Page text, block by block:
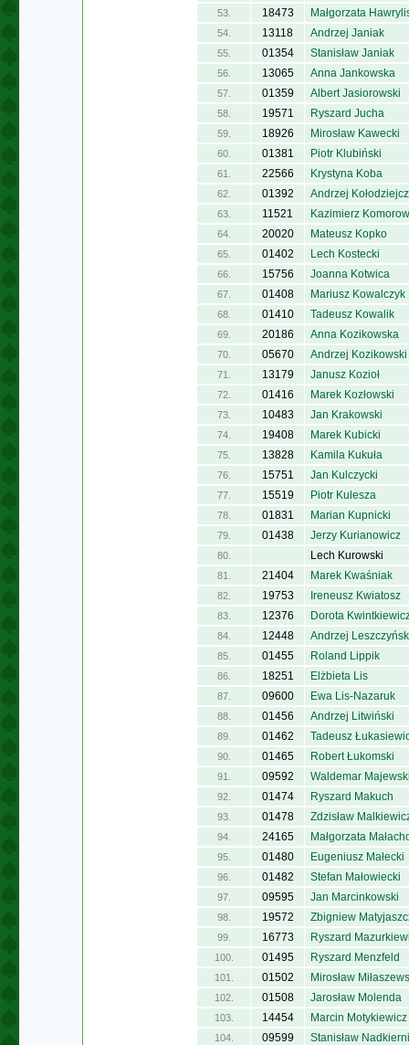
53. 18473 Małgorzata
54. 13118 Andrzej Janiak
55. 01354 Stanisław Janiak
56. 13065 Anna Jankowska
57. 01359 Albert Jasiorowski
58. 19571 Ryszard Jucha
59. 18926 Mirosław Kawecki
60. 01381 Piotr Klubiński
61. 22566 Krystyna Koba
62. 01392 Andrzej
63. 11521 Kazimierz
64. 20020 Mateusz Kopko
65. 01402 Lech Kostecki
66. 15756 Joanna Kotwica
67. 01408 Mariusz Kowalczyk
68. 01410 Tadeusz Kowalik
69. 20186 Anna Kozikowska
70. 05670 Andrzej Kozikowski
71. 13179 Janusz Kozioł
72. 01416 Marek Kozłowski
73. 10483 Jan Krakowski
74. 19408 Marek Kubicki
75. 13828 Kamila Kukuła
76. 15751 Jan Kulczycki
77. 15519 Piotr Kulesza
78. 01831 Marian Kupnicki
79. 01438 Jerzy Kurianowicz
80. Lech Kurowski
81. 21404 Marek Kwaśniak
82. 19753 Ireneusz Kwiatosz
83. 12376 Dorota
84. 12448 Andrzej
85. 01455 Roland Lippik
86. 18251 Elżbieta Lis
87. 09600 Ewa Lis-Nazaruk
88. 01456 Andrzej Litwiński
89. 01462 Tadeusz
90. 01465 Robert Łukomski
91. 09592 Waldemar
92. 01474 Ryszard Makuch
93. 01478 Zdzisław
94. 24165 Małgorzata
95. 01480 Eugeniusz Małecki
96. 01482 Stefan Małowiecki
97. 09595 Jan Marcinkowski
98. 19572 Zbigniew
99. 16773 Ryszard
100. 01495 Ryszard Menzfeld
101. 01502 Mirosław
102. 01508 Jarosław Molenda
103. 14454 Marcin Motykiewicz
104. 09599 Stanisław